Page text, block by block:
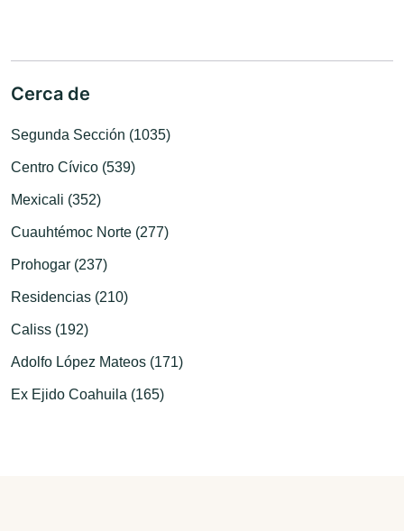
Cerca de
Segunda Sección (1035)
Centro Cívico (539)
Mexicali (352)
Cuauhtémoc Norte (277)
Prohogar (237)
Residencias (210)
Caliss (192)
Adolfo López Mateos (171)
Ex Ejido Coahuila (165)